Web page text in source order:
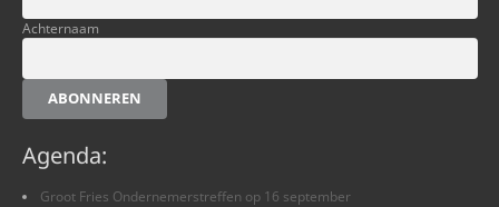
Achternaam
ABONNEREN
Agenda:
Groot Fries Ondernemerstreffen op 16 september